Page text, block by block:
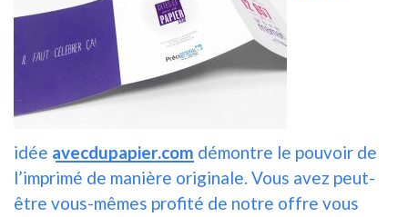
idée avecdupapier.com démontre le pouvoir de
l’imprimé de manière originale. Vous avez peut-
être vous-mêmes profité de notre offre vous